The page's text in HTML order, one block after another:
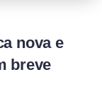
nova e
breve